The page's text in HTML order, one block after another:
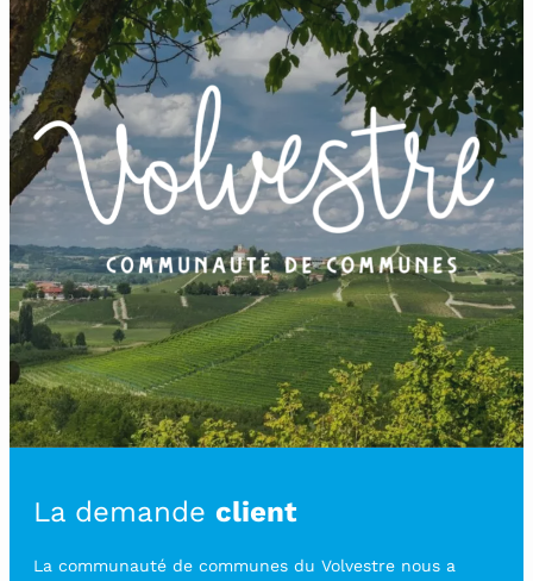
La demande client
La communauté de communes du Volvestre nous a